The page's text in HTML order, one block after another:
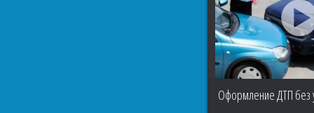
Оформление ДТП без